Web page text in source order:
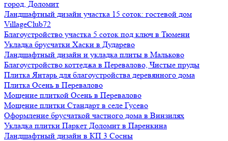
город, Доломит
Ландшафтный дизайн участка 15 соток: гостевой дом
VillageClub72
Благоустройство участка 5 соток под ключ в Тюмени
Укладка брусчатки Хаски в Дударево
Ландшафтный дизайн и укладка плиты в Мальково
Благоустройство коттеджа в Перевалово, Чистые пруды
Плитка Янтарь для благоустройства деревянного дома
Плитка Осень в Перевалово
Мощение плиткой Осень в Перевалово
Мощение плитки Стандарт в селе Гусево
Оформление брусчаткой частного дома в Винзилях
Укладка плитки Паркет Доломит в Паренкина
Ландшафтный дизайн в КП 3 Сосны